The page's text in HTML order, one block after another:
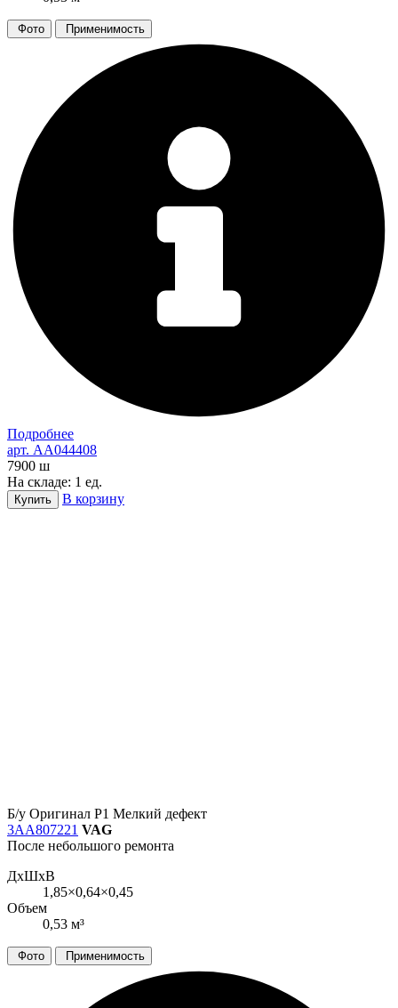
Фото Применимость
Подробнее
арт. AA044408
7900 ш
На складе: 1 ед.
Купить В корзину
Б/у Оригинал Р1 Мелкий дефект
3AA807221 VAG
После небольшого ремонта
ДxШxВ
1,85×0,64×0,45
Объем
0,53 м³
Фото Применимость